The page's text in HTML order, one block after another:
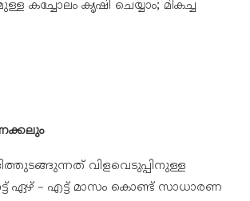
വിളവെടുപ്പിനുള്ള
ഏഴ് – എട്ട് മാസം കൊണ്ട് സാധാരണ